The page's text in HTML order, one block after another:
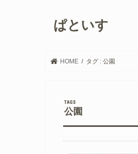
ぱといす
HOME タグ : 公園
公園